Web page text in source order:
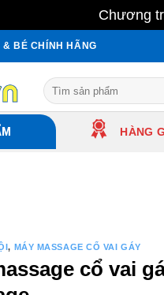
Chương
& BÉ CHÍNH HÃNG
Search
for:
HÀNG
, MÁY MASSAGE CỔ VAI GÁY
cổ vai